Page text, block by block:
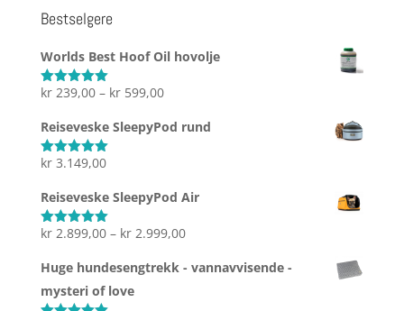
Bestselgere
Worlds Best Hoof Oil hovolje
Vurdert5.00
kr239,00 – kr599,00Prisområde:
Reiseveske SleepyPod rund
Vurdert5.00
kr3.149,00
Reiseveske SleepyPod Air
Vurdert5.00
kr2.899,00 – kr2.999,00Prisområde:
Huge hundesengtrekk - vannavvisende -
mysteri of love